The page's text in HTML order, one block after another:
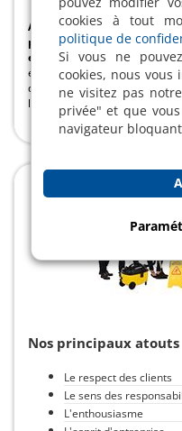
Attentif à la politique du
plus
environnementale,
écologique, participe
qu'en aval, à la protection de
l’exercice de son activité de
Nos principaux atouts
Le respect des clients
Le sens des
L'enthousiasme
cookies à tout
politique de
Si vous ne
cookies, nous vous
ne visitez pas
privée" et que
navigateur